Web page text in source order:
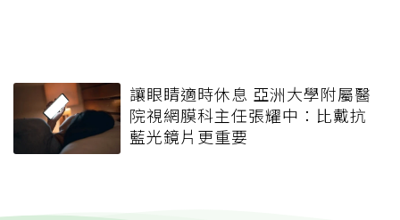
讓眼睛適時休息 亞洲大學附屬醫
院視網膜科主任張耀中：比戴抗
藍光鏡片更重要